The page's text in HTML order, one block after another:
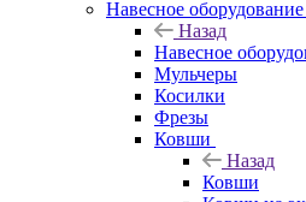
Навесное оборудование
Назад
Навесное
Мульчеры
Косилки
Фрезы
Ковши
Назад
Ковши